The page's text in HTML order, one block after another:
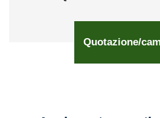
Quotazione/